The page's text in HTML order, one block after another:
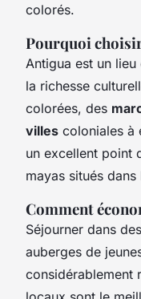
colorés.
Pourquoi
Antigua est un
la richesse
colorées, des
villes coloniales à
un excellent point
mayas situés
Comment
Séjourner dans des
auberges de
considérablement